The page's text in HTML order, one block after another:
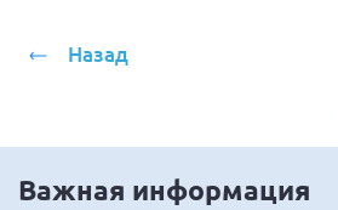
Назад
Важная информация